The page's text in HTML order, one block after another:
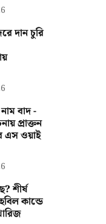
দান চুরি
বাদ -
প্রাক্তন
এস ওয়াই
শীর্ষ
কান্ডে